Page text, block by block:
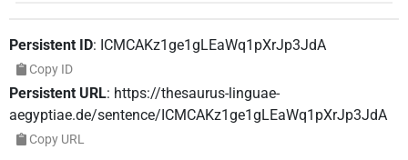
Persistent ID: ICMCAKz1ge1gLEaWq1pXrJp3JdA
Copy ID
Persistent URL: https://thesaurus-linguae-
aegyptiae.de/sentence/ICMCAKz1ge1gLEaWq1pXrJp3JdA
Copy URL